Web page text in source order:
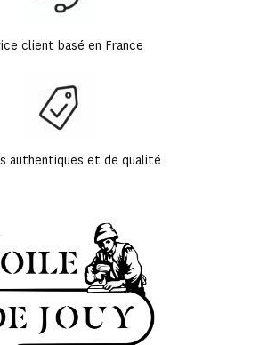
client basé en France
authentiques et de qualité